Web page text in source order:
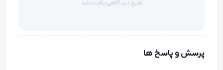
کورت زنان یکی از ابزارهای تخصصی در جراحی‌های زنان و
هیچ دیدگاهی یافت نشد
پرسش و پاسخ ها